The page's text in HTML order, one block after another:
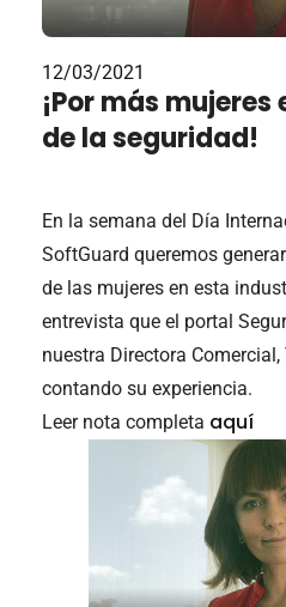
12/03/2021
¡Por más
de la seguridad!
En la semana del Día
SoftGuard queremos
de las mujeres en esta
entrevista que el portal
nuestra Directora Comercial,
contando su experiencia.
Leer nota completa aquí